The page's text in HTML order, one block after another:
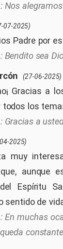
Nos
07-2025)
Padre por
Bendito sea
(27-06-2025)
Gracias a
todos los
Gracias a
2025)
muy
aunque
Espíritu
sentido de
En muchas